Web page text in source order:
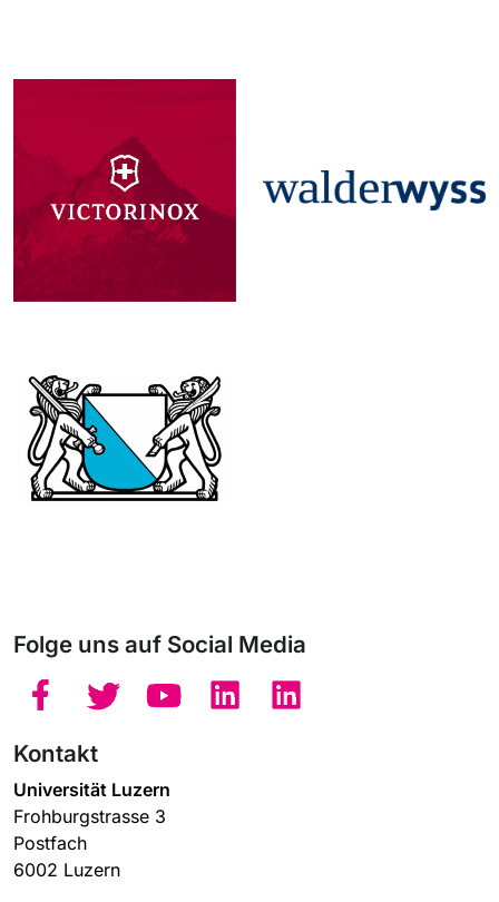
Folge uns auf Social Media
Kontakt
Universität Luzern
Frohburgstrasse 3
Postfach
6002 Luzern